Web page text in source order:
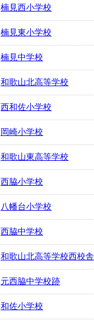
楠見西小学校
楠見東小学校
楠見中学校
和歌山北高等学校
西和佐小学校
岡崎小学校
和歌山東高等学校
西脇小学校
八幡台小学校
西脇中学校
和歌山北高等学校西校舎
元西脇中学校跡
和佐小学校